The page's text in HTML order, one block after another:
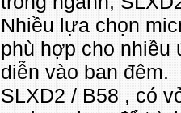
Nhiều lựa chọn
phù hợp cho nhiều
diễn vào ban đêm.
SLXD2 / B58 , có